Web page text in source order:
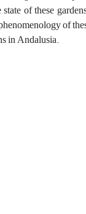
of these
of
in Andalusia.